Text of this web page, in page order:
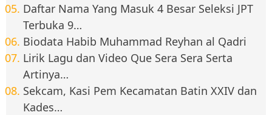
Daftar Nama Yang Masuk 4 Besar Seleksi JPT
Terbuka 9…
Biodata Habib Muhammad Reyhan al Qadri
Lirik Lagu dan Video Que Sera Sera Serta
Artinya…
Sekcam, Kasi Pem Kecamatan Batin XXIV dan
Kades…